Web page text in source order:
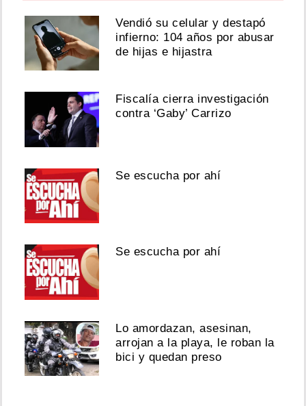
Vendió su celular y destapó
infierno: 104 años por abusar
de hijas e hijastra
Fiscalía cierra investigación
contra ‘Gaby’ Carrizo
Se escucha por ahí
Se escucha por ahí
Lo amordazan, asesinan,
arrojan a la playa, le roban la
bici y quedan preso